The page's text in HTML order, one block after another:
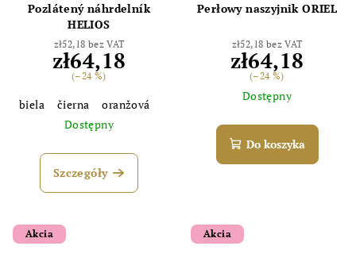
Pozlátený náhrdelník
HELIOS
zł52,18 bez VAT
zł64,18
(–24 %)
biela čierna
oranžová
Dostępny
Szczegóły
Perłowy naszyjnik ORIEL
zł52,18 bez VAT
zł64,18
(–24 %)
Dostępny
Do koszyka
Akcia Akcia